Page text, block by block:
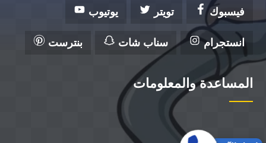
فيسبوك
تويتر يوتيوب
انستجرام سناب شات بنترست
المساعدة والمعلومات